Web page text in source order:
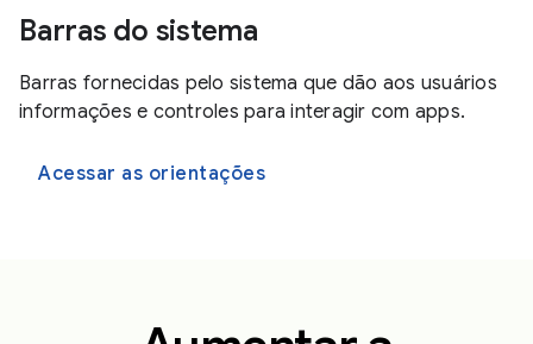
Barras do sistema
Barras fornecidas pelo sistema que dão aos usuários
informações e controles para interagir com apps.
Acessar as orientações